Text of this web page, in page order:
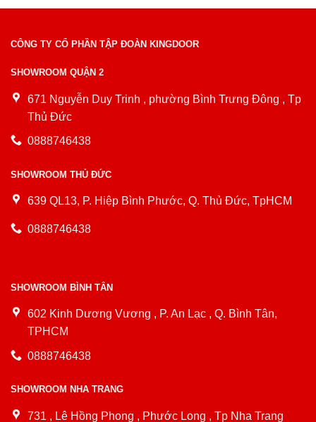
CÔNG TY CỔ PHẦN TẬP ĐOÀN KINGDOOR
SHOWROOM QUẬN 2
671 Nguyễn Duy Trinh , phường Bình Trưng Đông , Tp
Thủ Đức
0888746438
SHOWROOM THỦ ĐỨC
639 QL13, P. Hiệp Bình Phước, Q. Thủ Đức, TpHCM
0888746438
SHOWROOM BÌNH TÂN
602 Kinh Dương Vương , P. An Lạc , Q. Bình Tân,
TPHCM
0888746438
SHOWROOM NHA TRANG
731 , Lê Hồng Phong , Phước Long , Tp Nha Trang